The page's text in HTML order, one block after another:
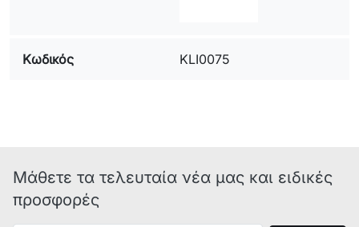
00644221, 80.01.20.26,
Κωδικός KLI0075
Μάθετε τα τελευταία νέα μας και ειδικές
προσφορές